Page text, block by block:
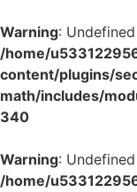
Warning:
/home/
content/plugins/
math/includes/
340
Warning:
/home/